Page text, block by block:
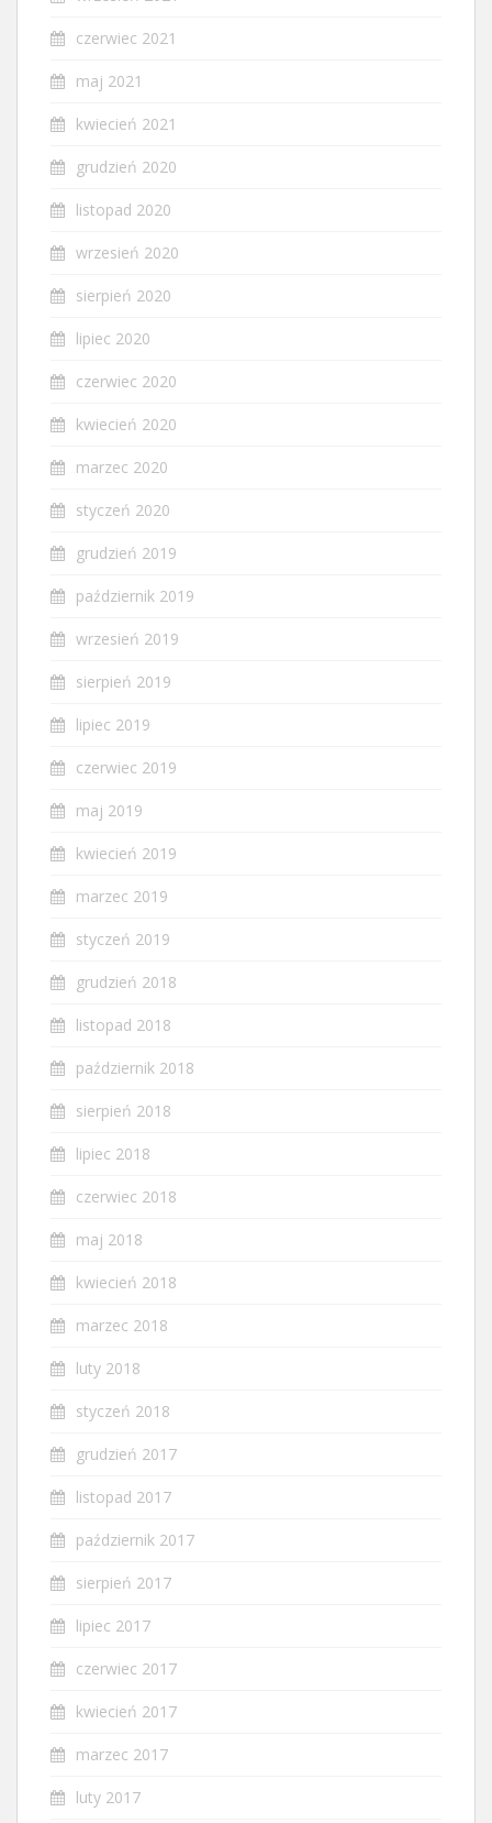
czerwiec 2021
maj 2021
kwiecień 2021
grudzień 2020
listopad 2020
wrzesień 2020
sierpień 2020
lipiec 2020
czerwiec 2020
kwiecień 2020
marzec 2020
styczeń 2020
grudzień 2019
październik 2019
wrzesień 2019
sierpień 2019
lipiec 2019
czerwiec 2019
maj 2019
kwiecień 2019
marzec 2019
styczeń 2019
grudzień 2018
listopad 2018
październik 2018
sierpień 2018
lipiec 2018
czerwiec 2018
maj 2018
kwiecień 2018
marzec 2018
luty 2018
styczeń 2018
grudzień 2017
listopad 2017
październik 2017
sierpień 2017
lipiec 2017
czerwiec 2017
kwiecień 2017
marzec 2017
luty 2017